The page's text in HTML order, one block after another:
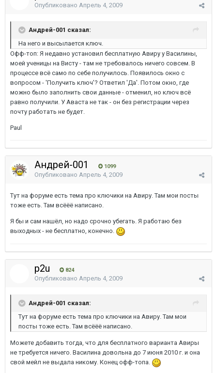
Опубликовано Апрель 4, 2009
Андрей-001 сказал:
На него и высылается ключ.
Офф-топ: Я недавно установил бесплатную Авиру у Василины,
моей ученицы на Висту - там не требовалось ничего совсем. В
процессе всё само по себе получилось. Появилось окно с
вопросом - 'Получить ключ'? Ответил 'Да'. Потом окно, где
можно было заполнить свои данные - отменил, но ключ всё
равно получили. У Аваста не так - он без регистрации через
почту работать не будет.
Paul
Андрей-001 1099
Опубликовано Апрель 4, 2009
Тут на форуме есть тема про ключики на Авиру. Там мои посты
тоже есть. Там всёёё написано.
Я бы и сам нашёл, но надо срочно убегать. Я работаю без
выходных - не бесплатно, конечно.
p2u 824
Опубликовано Апрель 4, 2009
Андрей-001 сказал:
Тут на форуме есть тема про ключики на Авиру. Там мои
посты тоже есть. Там всёёё написано.
Можете добавить тогда, что для бесплатного варианта Авиры
не требуется ничего. Василина довольна до 7 июня 2010 г. и она
свой мейл не выдала никому. Конец офф-топа.